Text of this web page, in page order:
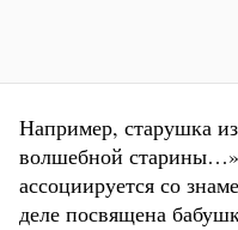
Например, старушка
волшебной
ассоциируется со
деле посвящена